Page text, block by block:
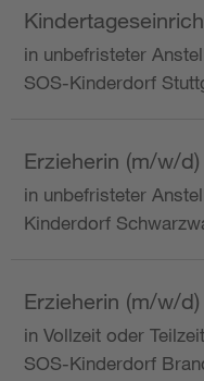
in unbefristeter
SOS-Kinderdorf
Erzieherin (m/w/
in unbefristeter
Kinderdorf
Erzieherin (m/w/
in Vollzeit oder
SOS-Kinderdorf